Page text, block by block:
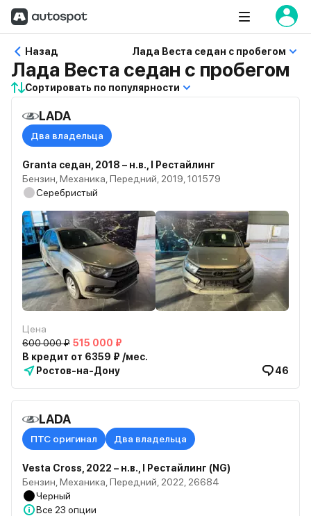
Назад Лада Веста седан с пробегом
Лада Веста седан с пробегом
Сортировать по популярности
LADA
Два владельца
Granta седан, 2018 – н.в., I Рестайлинг
Бензин, Механика, Передний, 2019, 101579
Серебристый
Цена
600 000 ₽ 515 000 ₽
В кредит от 6359 ₽ /мес.
Ростов-на-Дону
46
LADA
ПТС оригинал Два владельца
Vesta Cross, 2022 – н.в., I Рестайлинг (NG)
Бензин, Механика, Передний, 2022, 26684
Черный
Все 23 опции